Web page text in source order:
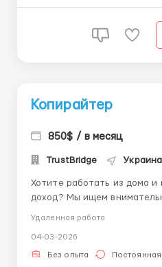
Копирайтер
850$ / в месяц
TrustBridge
Хотите работать из дома и
доход? Мы ищем
речь и коммуникабельность; Готовность учиться
новому. Что
Удаленная работа
04-03-2026
Без опыта